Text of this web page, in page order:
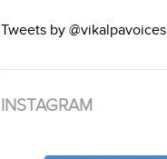
Tweets by @vikalpavoices
INSTAGRAM